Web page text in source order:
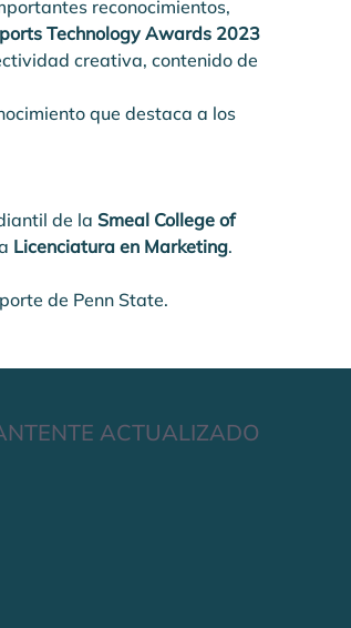
reconocimientos,
Technology Awards 2023
creativa, contenido de
que destaca a los
de la Smeal College of
Licenciatura en Marketing.
de Penn State.
ACTUALIZADO